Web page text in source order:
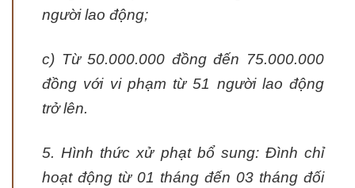
người lao động;
c) Từ 50.000.000 đồng đến 75.000.000
đồng với vi phạm từ 51 người lao động
trở lên.
5. Hình thức xử phạt bổ sung: Đình chỉ
hoạt động từ 01 tháng đến 03 tháng đối